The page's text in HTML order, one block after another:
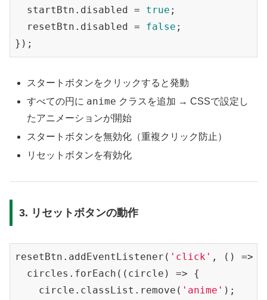
  startBtn.disabled =
true ;
  resetBtn.disabled =
false ;
スタートボタンをクリックすると発動
すべての円に anime クラスを追加 → CSSで設定し
たアニメーションが開始
スタートボタンを無効化（重複クリック防止）
リセットボタンを有効化
3. リセットボタンの動作
resetBtn.addEventListener( 'click' , () => {
  circles.forEach(
( circle ) => {
    circle.classList.remove(
'anime' );